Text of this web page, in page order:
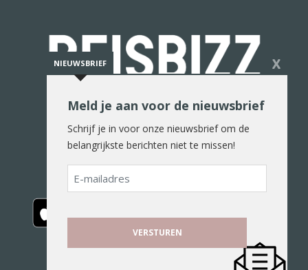
De reiswereld in woord en beeld
NIEUWSBRIEF X
Meld je aan voor de nieuwsbrief
Schrijf je in voor onze nieuwsbrief om de
belangrijkste berichten niet te missen!
E-
mailadres